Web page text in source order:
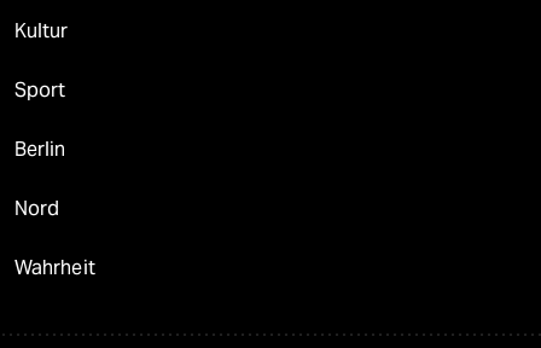
Kultur
Sport
Berlin
Nord
Wahrheit